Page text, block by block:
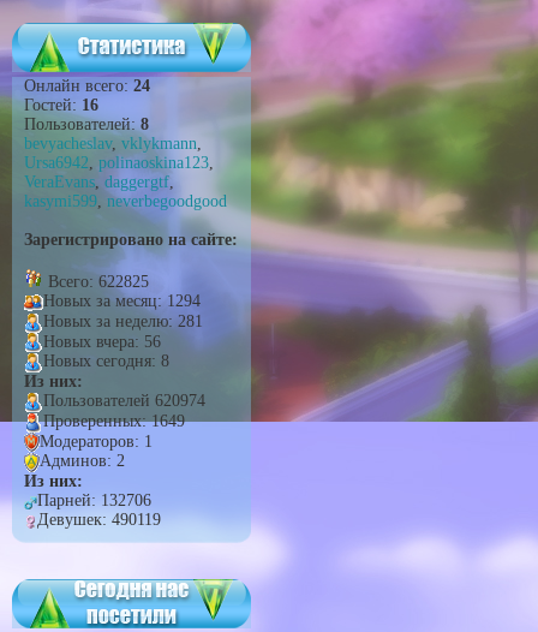
Онлайн всего: 24
Гостей: 16
Пользователей:8
bevyacheslav, vklykmann,
Ursa6942, polinaoskina123,
VeraEvans, daggergtf,
kasymi599, neverbegoodgood
Зарегистрировано на сайте:
Всего: 622825
Новых за месяц: 1294
Новых за неделю: 281
Новых вчера: 56
Новых сегодня: 8
Из них:
Пользователей 620974
Проверенных: 1649
Модераторов: 1
Админов: 2
Из них:
Парней: 132706
Девушек: 490119